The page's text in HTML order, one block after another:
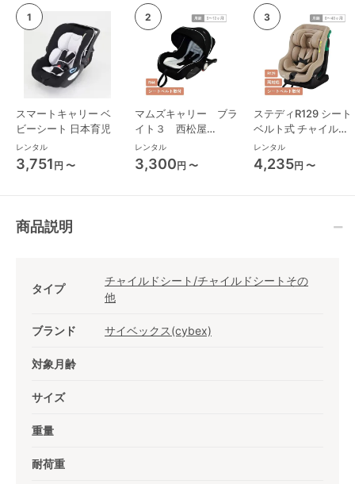
スマートキャリー ベ
ビーシート 日本育児
レンタル
3,751 円 〜
マムズキャリー ブラ
イト３ 西松屋
(NISHIMATSUYA) ベ
ビーシート
レンタル
3,300円 〜
ステディR129 シート
ベルト式 チャイルド
シート ジョイー(joie)
レンタル
4,235円 〜
商品説明
タイプ
チャイルドシート/チャイルドシートその
他
ブランド サイベックス(cybex)
対象月齢
サイズ
重量
耐荷重